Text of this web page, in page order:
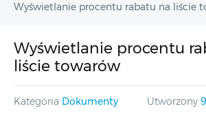
Wyświetlanie procentu rabatu na liście
Wyświetlanie procentu
liście towarów
Kategoria Dokumenty Utworzony